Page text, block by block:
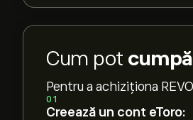
Cum pot
Pentru a achiziționa
01
Creează un cont eToro: